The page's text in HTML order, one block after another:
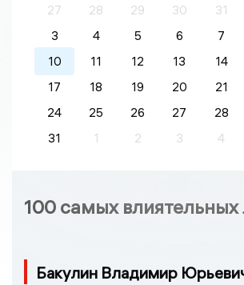
27
28 29 30 31
3
4 5 6 7
10
11 12 13 14
17
18 19 20 21
24
25 26 27 28
31
1 2 3 4
100 самых
Бакулин Владимир